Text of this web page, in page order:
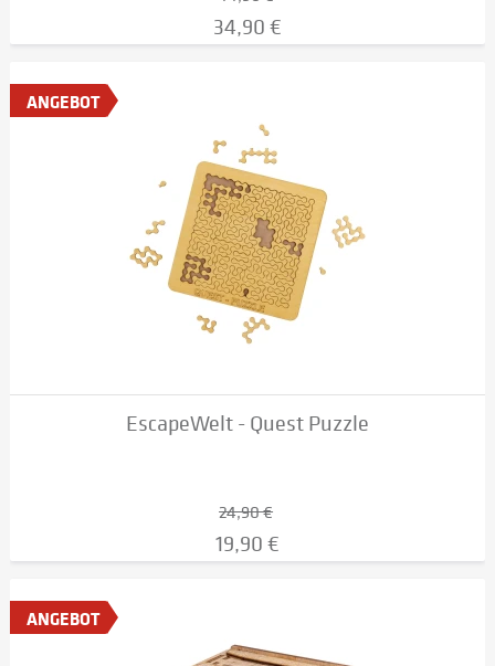
34,90 €
ANGEBOT
EscapeWelt - Quest Puzzle
24,90 €
19,90 €
ANGEBOT